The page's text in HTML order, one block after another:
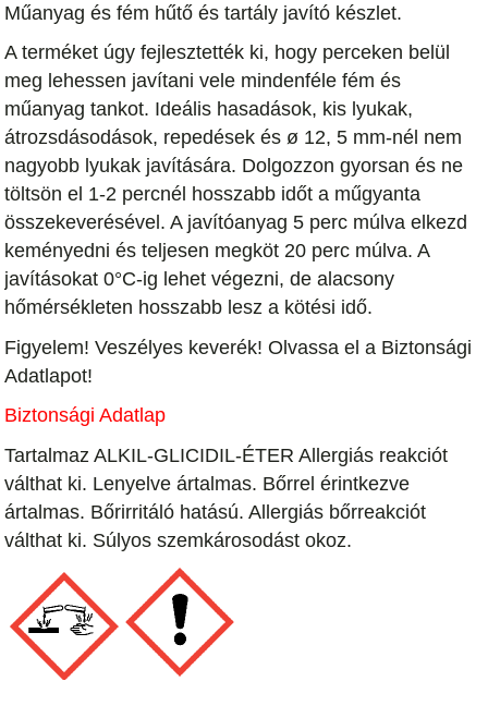
Műanyag és fém hűtő és tartály javító készlet.
A terméket úgy fejlesztették ki, hogy perceken belül
meg lehessen javítani vele mindenféle fém és
műanyag tankot. Ideális hasadások, kis lyukak,
átrozsdásodások, repedések és ø 12, 5 mm-nél nem
nagyobb lyukak javítására. Dolgozzon gyorsan és ne
töltsön el 1-2 percnél hosszabb időt a műgyanta
összekeverésével. A javítóanyag 5 perc múlva elkezd
keményedni és teljesen megköt 20 perc múlva. A
javításokat 0°C-ig lehet végezni, de alacsony
hőmérsékleten hosszabb lesz a kötési idő.
Figyelem! Veszélyes keverék! Olvassa el a Biztonsági
Adatlapot!
Biztonsági Adatlap
Tartalmaz ALKIL-GLICIDIL-ÉTER Allergiás reakciót
válthat ki. Lenyelve ártalmas. Bőrrel érintkezve
ártalmas. Bőrirritáló hatású. Allergiás bőrreakciót
válthat ki. Súlyos szemkárosodást okoz.